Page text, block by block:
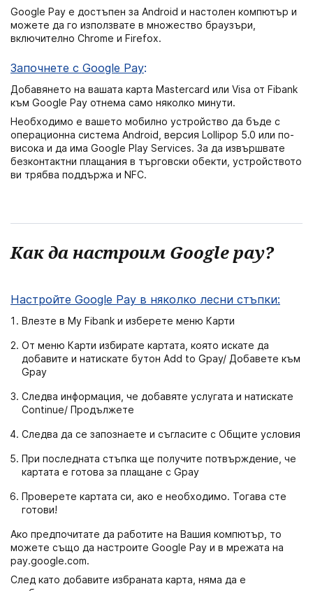
Google Pay е достъпен за Android и настолен компютър и
можете да го използвате в множество браузъри,
включително Chrome и Firefox.
Започнете с Google Pay:
Добавянето на вашата карта Mastercard или Visa от Fibank
към Google Pay отнема само няколко минути.
Необходимо е вашето мобилно устройство да бъде с
операционна система Android, версия Lollipop 5.0 или по-
висока и да има Google Play Services. За да извършвате
безконтактни плащания в търговски обекти, устройството
ви трябва поддържа и NFC.
Как да настроим Google pay?
Настройте Google Pay в няколко лесни стъпки:
Влезте в My Fibank и изберете меню Карти
От меню Карти избирате картата, която искате да
добавите и натискате бутон Add to Gpay/ Добавете към
Gpay
Следва информация, че добавяте услугата и натискате
Continue/ Продължете
Следва да се запознаете и съгласите с Общите условия
При последната стъпка ще получите потвърждение, че
картата е готова за плащане с Gpay
Проверете картата си, ако е необходимо. Тогава сте
готови!
Ако предпочитате да работите на Вашия компютър, то
можете също да настроите Google Pay и в мрежата на
pay.google.com.
След като добавите избраната карта, няма да е